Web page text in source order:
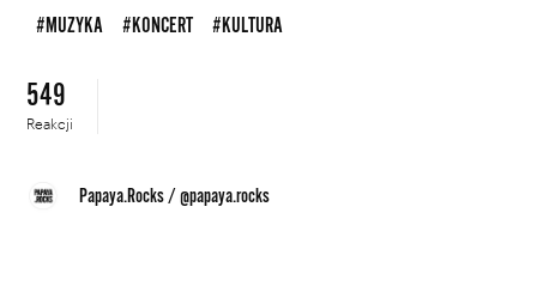
#MUZYKA #KONCERT #KULTURA
549
Reakcji
Papaya.Rocks /@papaya.rocks